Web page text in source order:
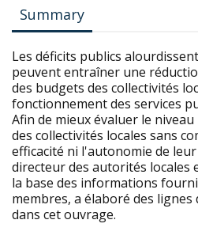
Summary
Les déficits publics
peuvent entraîner une
des budgets des collectivités
fonctionnement des services
Afin de mieux évaluer le
des collectivités locales sans
efficacité ni l'autonomie de
directeur des autorités locales
la base des informations
membres, a élaboré des
dans cet ouvrage.